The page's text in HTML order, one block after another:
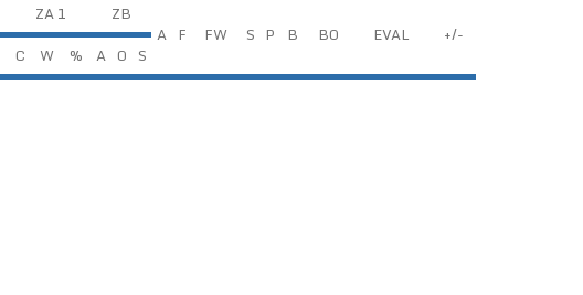
ZA 1
ZB
A F FW S P B BO EVAL
+/-
C W % A O S